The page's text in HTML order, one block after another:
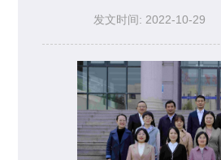
发文时间: 2022-10-29